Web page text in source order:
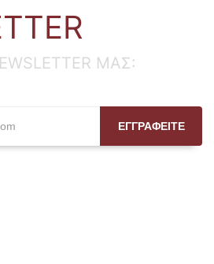
ΜΑΣ:
ΕΓΓΡΑΦΕΙΤΕ